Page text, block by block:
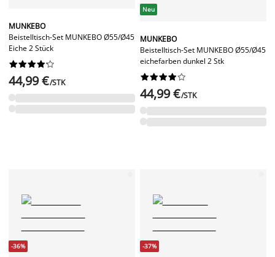
MUNKEBO
Beistelltisch-Set MUNKEBO Ø55/Ø45
Eiche 2 Stück






44,99 €/STK
Neu
MUNKEBO
Beistelltisch-Set MUNKEBO Ø55/Ø45
eichefarben dunkel 2 Stk






44,99 €/STK
-36% -37%